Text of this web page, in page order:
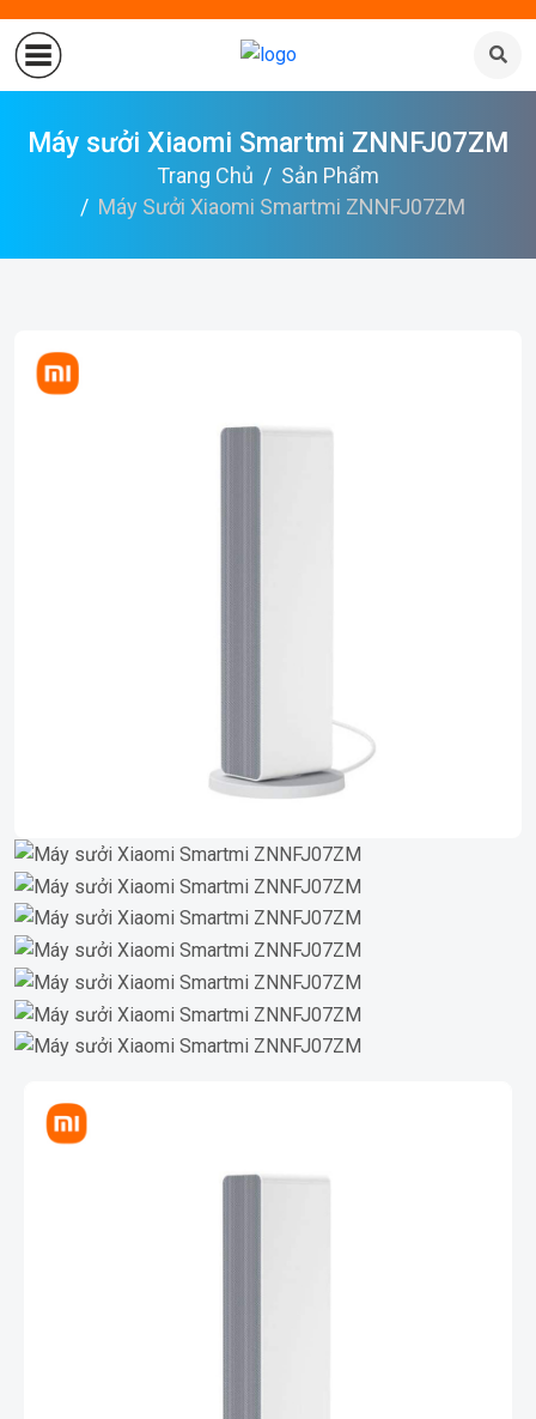
Máy sưởi Xiaomi Smartmi ZNNFJ07ZM
Trang Chủ
Sản Phẩm
Máy Sưởi Xiaomi Smartmi ZNNFJ07ZM